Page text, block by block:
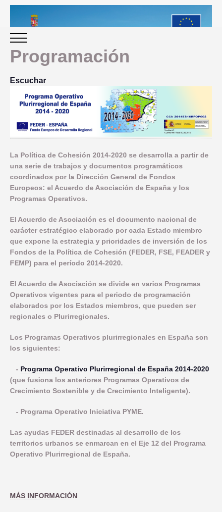
PERIODO 2014-2020
GESTIÓN Y SEGUIMIENTO
PRESENTACION
OBJETIVO TEMATICO 2
OBJETIVO TEMATICO 4
LINEA 3: ACCIONES PARA MEJORAR LA EFICIENCIA
LINEA 4: REHABILITACION Y PUESTA EN VALOR DEL
LINEA 5: REGENERACION DE AREAS DEGRADADAS,
OBJETIVO TEMATICO 9
LINEA 8: COMUNICACION EDUSI
NORMATIVA
DOCUMENTACIÓN
EVALUACIÓN
OBJETIVOS
INDICADORES PRODUCTIVIDAD
INDICADORES RESULTADO
COMUNICACIÓN
INDICADORES DE COMUNICACION
BUENAS PRÁCTICAS
COMPROMISO ANTIFRAUDE
DECLARACIÓN INSTITUCIONAL ANTIFRAUDE
CÓDIGO DE CONDUCTA
COMISIÓN AUTOEVALUACIÓN DEL RIESGO
CANAL DE DENUNCIAS
Programación
Escuchar
La Política de Cohesión 2014-2020 se desarrolla a partir de
una serie de trabajos y documentos programáticos
coordinados por la Dirección General de Fondos
Europeos: el Acuerdo de Asociación de España y los
Programas Operativos.
El Acuerdo de Asociación es el documento nacional de
carácter estratégico elaborado por cada Estado miembro
que expone la estrategia y prioridades de inversión de los
Fondos de la Política de Cohesión (FEDER, FSE, FEADER y
FEMP) para el período 2014-2020.
El Acuerdo de Asociación se divide en varios Programas
Operativos vigentes para el periodo de programación
elaborados por los Estados miembros, que pueden ser
regionales o Plurirregionales.
Los Programas Operativos plurirregionales en España son
los siguientes:
- Programa Operativo Plurirregional de España 2014-2020
(que fusiona los anteriores Programas Operativos de
Crecimiento Sostenible y de Crecimiento Inteligente).
- Programa Operativo Iniciativa PYME.
Las ayudas FEDER destinadas al desarrollo de los
territorios urbanos se enmarcan en el Eje 12 del Programa
Operativo Plurirregional de España.
MÁS INFORMACIÓN
Aviso Legal Accesibilidad Mapa web Privacidad Cookies Contacto